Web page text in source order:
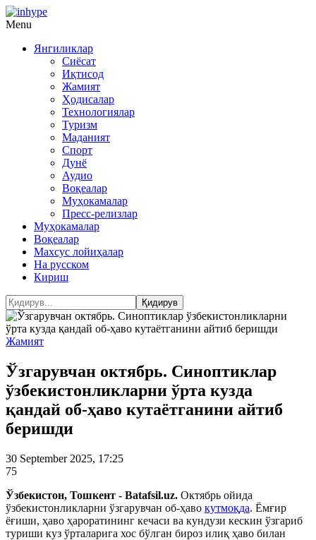
Menu
Янгиликлар
Сиёсат
Иқтисод
Жамият
Ҳодисалар
Технологиялар
Туризм
Маданият
Спорт
Дунё
Аудио
Воқеалар
Муҳокамалар
Пресс-релизлар
Муҳокамалар
Воқеалар
Махсус лойиҳалар
На русском
Кириш
Жамият
Ўзгарувчан октябрь. Синоптиклар
ўзбекистонликларни ўрта кузда
қандай об-ҳаво кутаётганини айтиб
беришди
30 September 2025, 17:25
75
Ўзбекистон, Тошкент - Batafsil.uz. Октябрь ойида
ўзбекистонликларни ўзгарувчан об-ҳаво кутмоқда. Ёмғир
ёғиши, ҳаво ҳароратининг кечаси ва кундузи кескин ўзгариб
туриши куз ўрталарига хос бўлган бироз илиқ ҳаво билан